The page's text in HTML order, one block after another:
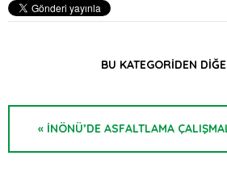
BU KATEGORIDEN
« İNÖNÜ’DE ASFALTLAMA